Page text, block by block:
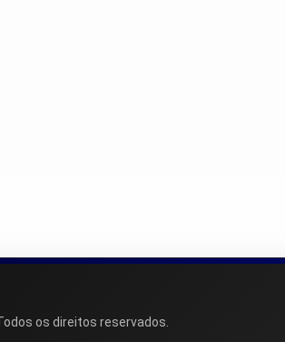
os direitos reservados.